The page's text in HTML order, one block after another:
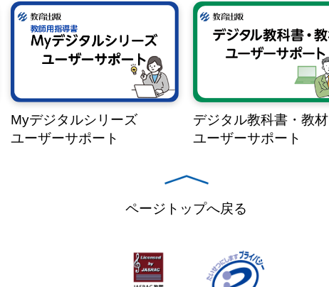
Myデジタルシリーズ
ユーザーサポート
デジタル教科書・教材
ユーザーサポート
ページトップへ戻る